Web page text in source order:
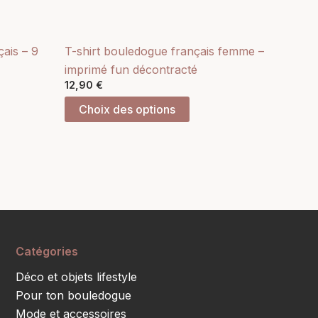
– 9
T-shirt bouledogue français femme –
imprimé fun décontracté
12,90 €
Choix des options
page
du
Catégories
Déco et objets lifestyle
Pour ton bouledogue
Mode et accessoires